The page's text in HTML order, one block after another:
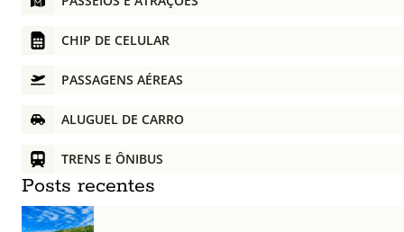
CHIP DE CELULAR
PASSAGENS AÉREAS
ALUGUEL DE CARRO
TRENS E ÔNIBUS
Posts recentes